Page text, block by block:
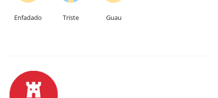
Enfadado Triste Guau